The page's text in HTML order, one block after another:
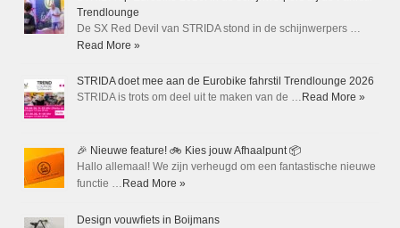
Trendlounge
De SX Red Devil van STRIDA stond in de schijnwerpers …
Read More »
STRIDA doet mee aan de Eurobike fahrstil Trendlounge 2026
STRIDA is trots om deel uit te maken van de … Read More »
🎉 Nieuwe feature! 🚲 Kies jouw Afhaalpunt 📦
Hallo allemaal! We zijn verheugd om een fantastische nieuwe
functie … Read More »
Design vouwfiets in Boijmans